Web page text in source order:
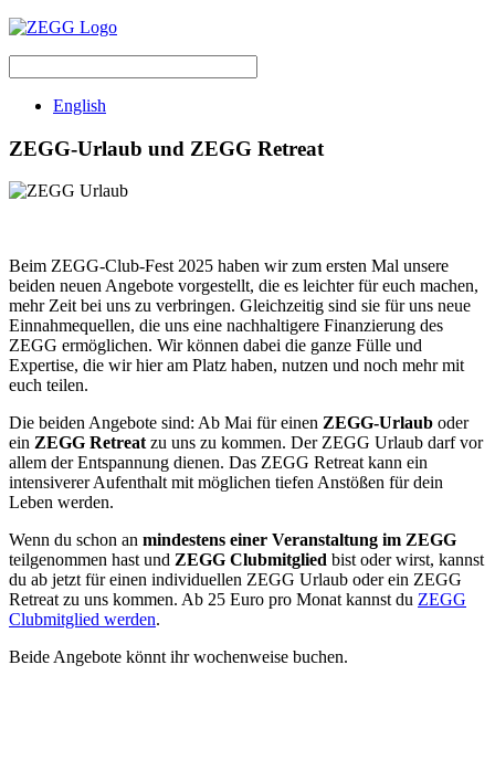
English
ZEGG-Urlaub und ZEGG Retreat
Beim ZEGG-Club-Fest 2025 haben wir zum ersten Mal unsere
beiden neuen Angebote vorgestellt, die es leichter für euch machen,
mehr Zeit bei uns zu verbringen. Gleichzeitig sind sie für uns neue
Einnahmequellen, die uns eine nachhaltigere Finanzierung des
ZEGG ermöglichen. Wir können dabei die ganze Fülle und
Expertise, die wir hier am Platz haben, nutzen und noch mehr mit
euch teilen.
Die beiden Angebote sind: Ab Mai für einen ZEGG-Urlaub oder
ein ZEGG Retreatzu uns zu kommen. Der ZEGG Urlaub darf vor
allem der Entspannung dienen. Das ZEGG Retreat kann ein
intensiverer Aufenthalt mit möglichen tiefen Anstößen für dein
Leben werden.
Wenn du schon an mindestens einer Veranstaltung im ZEGG
teilgenommen hast und ZEGG Clubmitglied bist oder wirst, kannst
du ab jetzt für einen individuellen ZEGG Urlaub oder ein ZEGG
Retreat zu uns kommen. Ab 25 Euro pro Monat kannst du ZEGG
Clubmitglied werden.
Beide Angebote könnt ihr wochenweise buchen.